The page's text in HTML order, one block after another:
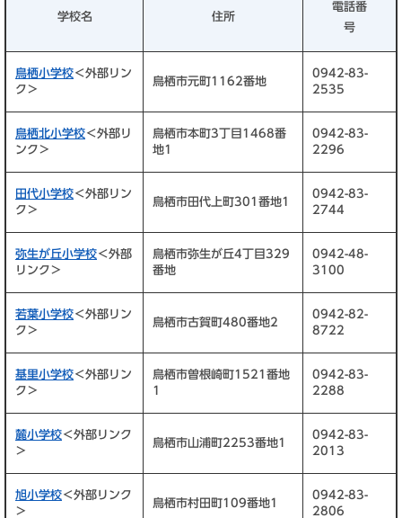
学校名 住所
電話番
号
鳥栖小学校＜外部リン
ク＞
鳥栖市元町1162番地
0942-83-
2535
鳥栖北小学校＜外部リ
ンク＞
鳥栖市本町3丁目1468番
地1
0942-83-
2296
田代小学校＜外部リン
ク＞
鳥栖市田代上町301番地1
0942-83-
2744
弥生が丘小学校＜外部
リンク＞
鳥栖市弥生が丘4丁目329
番地
0942-48-
3100
若葉小学校＜外部リン
ク＞
鳥栖市古賀町480番地2
0942-82-
8722
基里小学校＜外部リン
ク＞
鳥栖市曽根崎町1521番地
1
0942-83-
2288
麓小学校＜外部リンク
＞
鳥栖市山浦町2253番地1
0942-83-
2013
旭小学校＜外部リンク
＞
鳥栖市村田町109番地1
0942-83-
2806